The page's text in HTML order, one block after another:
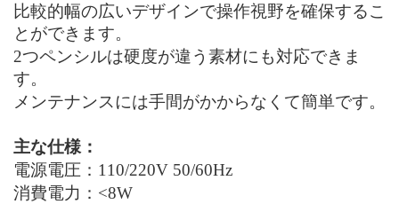
比較的幅の広いデザインで操作視野を確保するこ
とができます。
2つペンシルは硬度が違う素材にも対応できま
す。
メンテナンスには手間がかからなくて簡単です。
主な仕様：
電源電圧：110/220V 50/60Hz
消費電力：<8W